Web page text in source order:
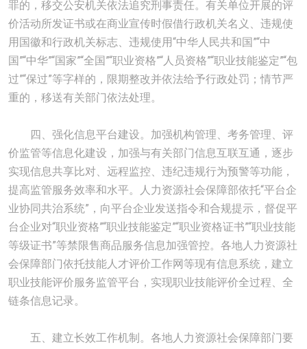
罪的，移交公安机关依法追究刑事责任。有关单位开展的评
价活动所发证书或在商业宣传时假借行政机关名义、违规使
用国徽和行政机关标志、违规使用“中华人民共和国”“中
国”“中华”“国家”“全国”“职业资格”“人员资格”“职业技能鉴定”“包
过”“保过”等字样的，限期整改并依法给予行政处罚；情节严
重的，移送有关部门依法处理。
四、强化信息平台建设。加强机构管理、考务管理、评
价监管等信息化建设，加强与有关部门信息互联互通，逐步
实现信息共享比对、远程监控、违纪违规行为预警等功能，
提高监管服务效率和水平。人力资源社会保障部依托“平台企
业协同共治系统”，向平台企业发送指令和合规提示，督促平
台企业对“职业资格”“职业技能鉴定”“职业资格证书”“职业技能
等级证书”等禁限售商品服务信息加强管控。各地人力资源社
会保障部门依托技能人才评价工作网等现有信息系统，建立
职业技能评价服务监管平台，实现职业技能评价全过程、全
链条信息记录。
五、建立长效工作机制。各地人力资源社会保障部门要